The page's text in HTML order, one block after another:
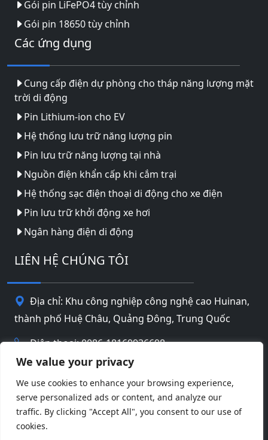
We value your privacy
We use cookies to enhance your browsing experience,
serve personalized ads or content, and analyze our
traffic. By clicking "Accept All", you consent to our use of
cookies.
Gói pin LiFePO4 tùy chỉnh
Gói pin 18650 tùy chỉnh
Các ứng dụng
Cung cấp điện dự phòng cho tháp năng lượng mặt
trời di động
Pin Lithium-ion cho EV
Hệ thống lưu trữ năng lượng pin
Pin lưu trữ năng lượng tại nhà
Nguồn điện khẩn cấp khi cắm trại
Hệ thống sạc điện thoại di động cho xe điện
Pin lưu trữ khởi động xe hơi
Ngân hàng điện di động
LIÊN HỆ CHÚNG TÔI
Địa chỉ: Khu công nghiệp công nghệ cao Huinan,
thành phố Huệ Châu, Quảng Đông, Trung Quốc
Điện thoại: 0086-18169936698
info@jbbatterychina.com
Chính sách bảo mật